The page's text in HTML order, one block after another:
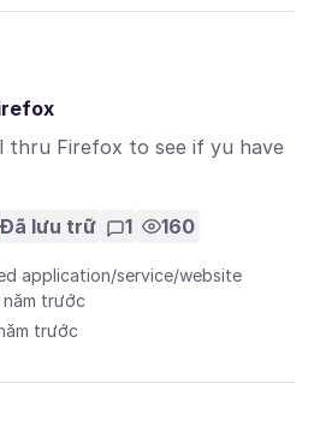
thru Firefox to see if yu have
Đã lưu trữ 1 160
application/service/website
năm trước
trước